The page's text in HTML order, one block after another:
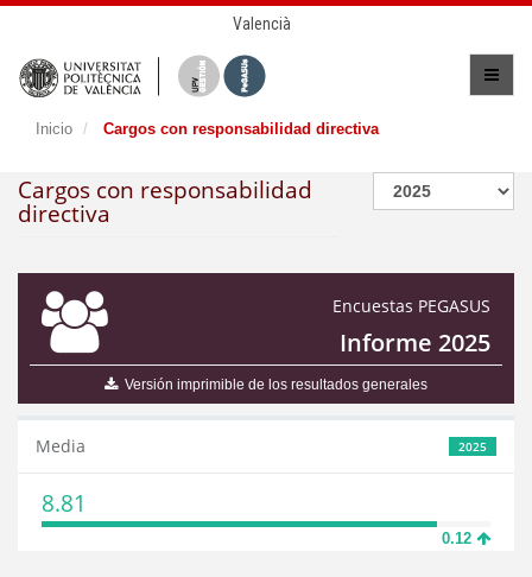
Valencià
Inicio Cargos con responsabilidad directiva
Cargos con responsabilidad
directiva
Encuestas PEGASUS
Informe 2025
Versión imprimible de los resultados generales
2025
Media
8.81
0.12